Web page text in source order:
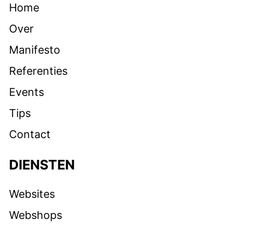
Home
Over
Manifesto
Referenties
Events
Tips
Contact
DIENSTEN
Websites
Webshops